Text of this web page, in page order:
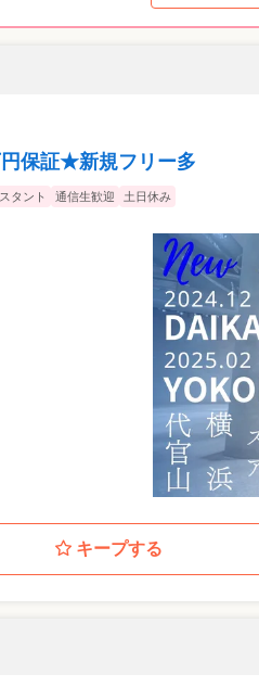
味があればご応
保証★新規フリー多
タント 通信生歓迎 土日休み
キープする